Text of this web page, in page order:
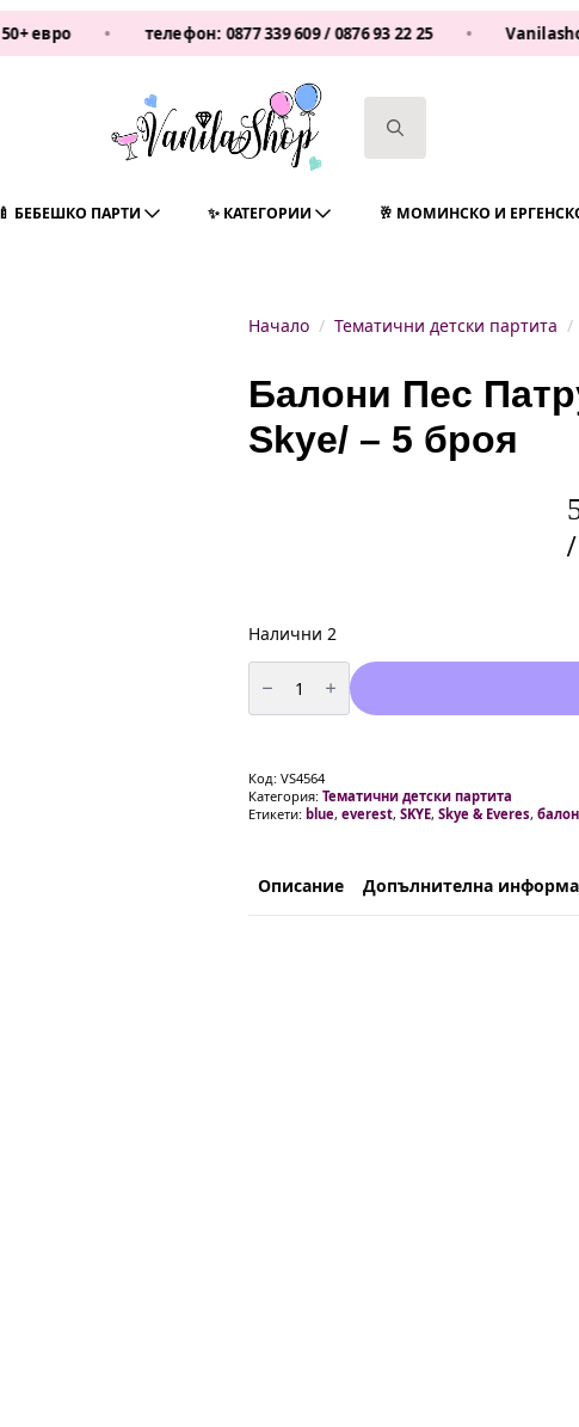
• телефон:0877 339 609/0876 93 22 25 •
🍼 БЕБЕШКО ПАРТИ ✨ КАТЕГОРИИ 🥂 МОМИНСКО И
Начало Тематични детски партита
Балони Пес
Skye/ – 5 броя
Налични 2
количество
за
Балони
Пес
/Paw
Patrol
Skye/
-
Код: VS4564
Категория: Тематични детски партита
Етикети: blue, everest, SKYE, Skye & Everes,
Описание Допълнителна